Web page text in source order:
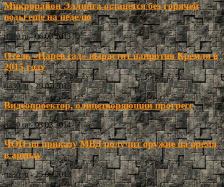
Микрорайон Эллинга останется без горячей
воды еще на неделю
ria30.ru - 06.06.2013
Отель «Царев сад» вырастит напротив Кремля в
2015 году
ria30.ru - 29.07.2013
Видеопроектор, олицетворяющий прогресс
ria30.ru - 03.03.2014
ЧОП по приказу МВД получит оружие на время
в аренду
ria30.ru - 25.09.2013